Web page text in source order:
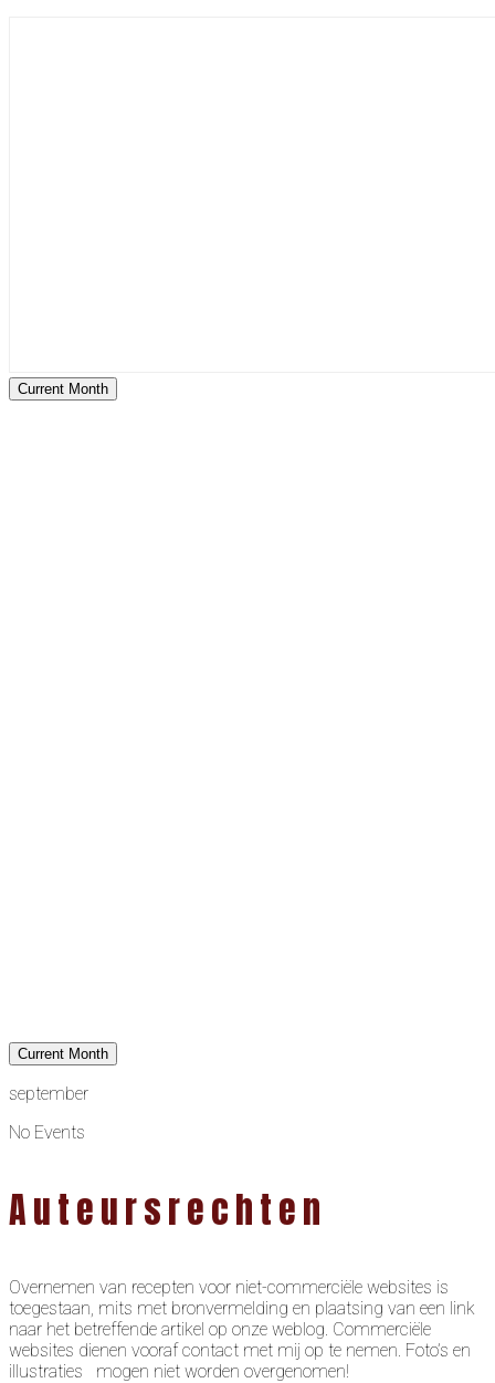
Current Month
Current Month
september
No Events
Auteursrechten
Overnemen van recepten voor niet-commerciële websites is
toegestaan, mits met bronvermelding en plaatsing van een link
naar het betreffende artikel op onze weblog. Commerciële
websites dienen vooraf contact met mij op te nemen. Foto’s en
illustraties mogen niet worden overgenomen!